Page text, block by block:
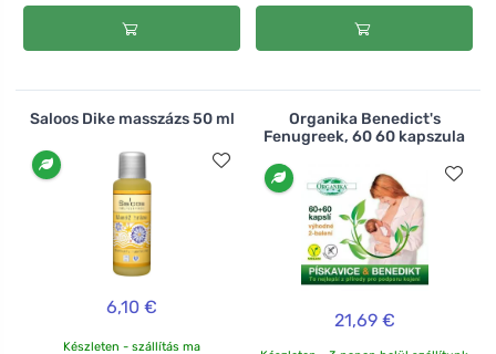
Saloos Dike masszázs 50 ml
6,10 €
Készleten - szállítás ma
Organika Benedict's
Fenugreek, 60 60 kapszula
21,69 €